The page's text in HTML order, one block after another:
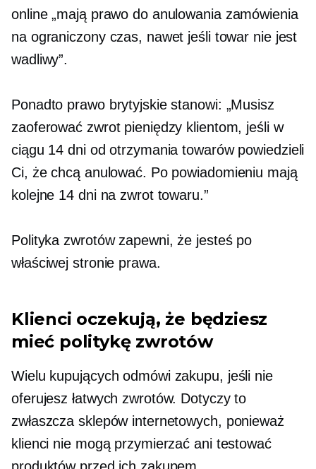
online „mają prawo do anulowania zamówienia
na ograniczony czas, nawet jeśli towar nie jest
wadliwy”.
Ponadto prawo brytyjskie stanowi: „Musisz
zaoferować zwrot pieniędzy klientom, jeśli w
ciągu 14 dni od otrzymania towarów powiedzieli
Ci, że chcą anulować. Po powiadomieniu mają
kolejne 14 dni na zwrot towaru.”
Polityka zwrotów zapewni, że jesteś po
właściwej stronie prawa.
Klienci oczekują, że będziesz
mieć politykę zwrotów
Wielu kupujących odmówi zakupu, jeśli nie
oferujesz łatwych zwrotów. Dotyczy to
zwłaszcza sklepów internetowych, ponieważ
klienci nie mogą przymierzać ani testować